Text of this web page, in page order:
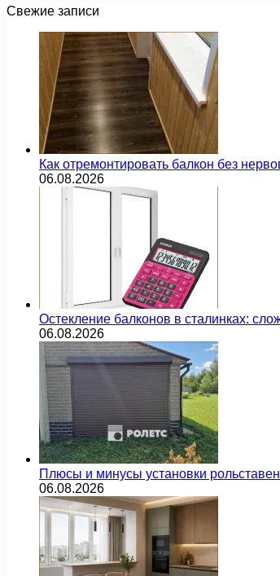
Свежие записи
Как отремонтировать балкон без
06.08.2026
Остекление балконов в сталинках:
06.08.2026
Плюсы и минусы установки
06.08.2026